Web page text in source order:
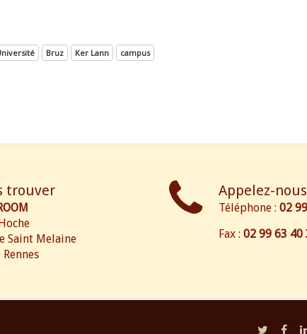
Bruz Ker Lann campus
trouver
Saint Melaine
Appelez-nous
Téléphone :02
Fax :02 99 63 40